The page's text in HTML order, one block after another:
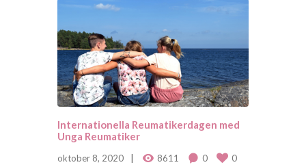
Internationella Reumatikerdagen med
Unga Reumatiker
oktober 8, 2020 8611 0 0